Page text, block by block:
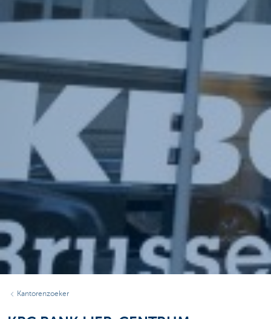
Kantorenzoeker